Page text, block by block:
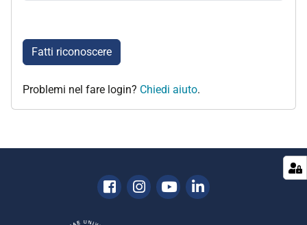
Fatti riconoscere
Problemi nel fare login? Chiedi aiuto.
Facebook
Instagram
YoutubeLinkedin